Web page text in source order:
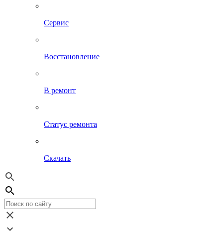
Сервис
Восстановление
В ремонт
Статус ремонта
Скачать